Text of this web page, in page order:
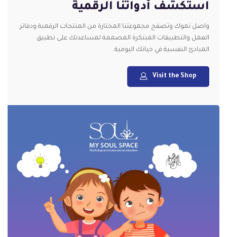
استكشف أدواتنا الرقمية
واصل نموك وتصفح مجموعتنا المختارة من المنتجات الرقمية ودفاتر
العمل والتطبيقات المبتكرة المصممة لمساعدتك على تطبيق
المبادئ النفسية في حياتك اليومية.
Visit the Shop